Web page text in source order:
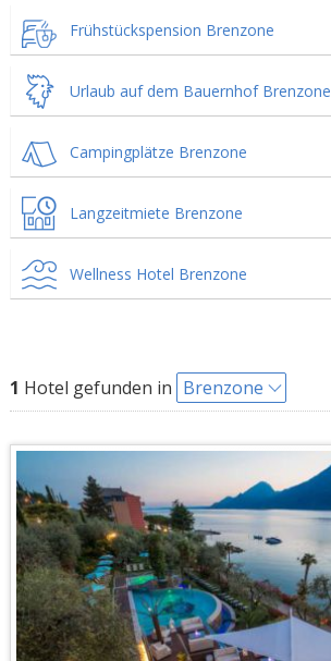
Frühstückspension Brenzone
Urlaub auf dem Bauernhof Brenzone
Campingplätze Brenzone
Langzeitmiete Brenzone
Wellness Hotel Brenzone
1 Hotel gefunden in Brenzone